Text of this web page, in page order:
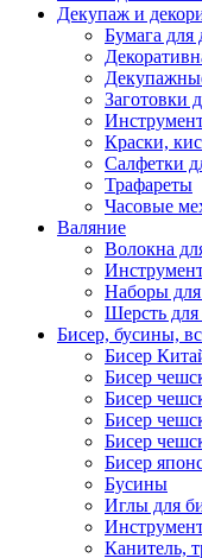
Декупаж и
Бумага для
Заготовки
Краски,
Салфетки
Трафареты
Часовые
Валяние
Волокна
Наборы
Шерсть для
Бисер, бусины,
Бисер
Бисер
Бисер
Бисер
Бисер
Бисер
Бусины
Иглы для
Канитель,